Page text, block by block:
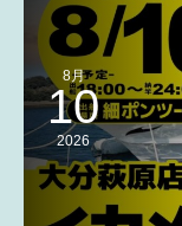
8月
10
2026